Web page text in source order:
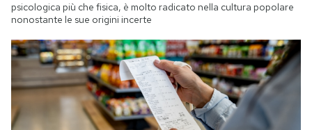
psicologica più che fisica, è molto radicato nella cultura popolare
nonostante le sue origini incerte